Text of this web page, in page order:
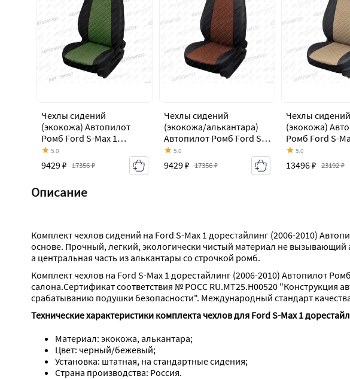
Чехлы сидений
(экокожа) Автопилот
Ромб Ford S-Max 1
дорестайлинг (2006-
2010)
5.0
9429 ₽ 17356 ₽
Чехлы сидений
(экокожа/алькантара)
Автопилот Ромб Ford S-
Max 1 дорестайлинг
(2006-2010)
5.0
9429 ₽ 17356 ₽
Чехлы сидений
(экокожа)
Ромб Ford S-
дорестайлинг
2010)
5.0
13496 ₽ 23192 ₽
Описание
Комплект чехлов сидений на Ford S-Max 1 дорестайлинг (2006-2010)
основе. Прочный, легкий, экологически чистый материал не
а центральная часть из алькантары со строчкой ромб.
Комплект чехлов на Ford S-Max 1 дорестайлинг (2006-2010) Автопилот
салона.Сертификат соответствия № РОСС RU.МТ25.Н00520 "Конструкция
срабатыванию подушки безопасности". Международный стандарт
Технические характеристики комплекта чехлов для Ford S-Max 1
Материал: экокожа, алькантара;
Цвет: черный/бежевый;
Установка: штатная, на стандартные сидения;
Страна производства: Россия.